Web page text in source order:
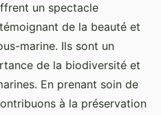
un spectacle
de la beauté et
marine. Ils sont un
de la biodiversité et
En prenant soin de
à la préservation